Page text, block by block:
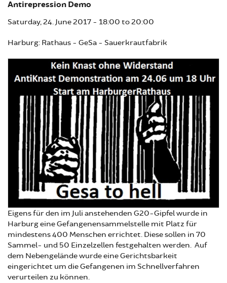
Antirepression Demo
Saturday, 24. June 2017 - 18:00 to20:00
Harburg: Rathaus - GeSa - Sauerkrautfabrik
Eigens für den im Juli anstehenden G20-Gipfel wurde in
Harburg eine Gefangenensammelstelle mit Platz für
mindestens 400 Menschen errichtet. Diese sollen in 70
Sammel- und 50 Einzelzellen festgehalten werden. Auf
dem Nebengelände wurde eine Gerichtsbarkeit
eingerichtet um die Gefangenen im Schnellverfahren
verurteilen zu können.